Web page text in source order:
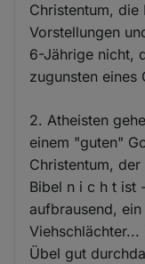
Christentum,
Vorstellungen
6-Jährige nicht,
zugunsten eines
2. Atheisten
einem "guten"
Christentum,
Bibel n i c h t ist
aufbrausend,
Übel gut